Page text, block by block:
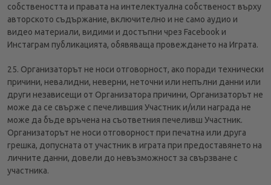
собствеността и правата на интелектуална собственост върху
авторското съдържание, включително и не само аудио и
видео материали, видими и достъпни чрез Facebook и
Инстаграм публикацията, обявяваща провеждането на Играта.
25. Организаторът не носи отговорност, ако поради технически
причини, невалидни, неверни, неточни или непълни данни или
други независещи от Организатора причини, Организаторът не
може да се свърже с печелившия Участник и/или награда не
може да бъде връчена на съответния печеливш Участник.
Организаторът не носи отговорност при печатна или друга
грешка, допусната от участник в играта при предоставянето на
личните данни, довели до невъзможност за свързване с
участника.